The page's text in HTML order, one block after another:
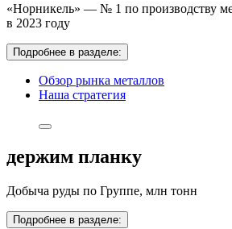
«Норникель» — № 1 по производству
в 2023 году
Подробнее в разделе:
Обзор рынка металлов
Наша стратегия
держим планку
Добыча руды по Группе, млн тонн
Подробнее в разделе: